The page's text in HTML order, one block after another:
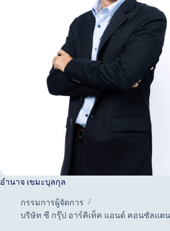
อำนาจ เขมะบุลกุล
กรรมการผู้จัดการ
บริษัท ซี กรุ๊ป อาร์คิเท็ค แอนด์ คอนซัลแต